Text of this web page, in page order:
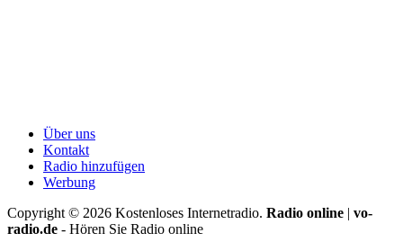
Über uns
Kontakt
Radio hinzufügen
Werbung
Copyright © 2026 Kostenloses Internetradio. Radio online | vo-
radio.de - Hören Sie Radio online